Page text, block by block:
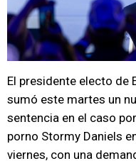
El presidente electo de
sumó este martes un
sentencia en el caso
porno Stormy Daniels
viernes, con una